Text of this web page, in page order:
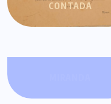
CONTADA